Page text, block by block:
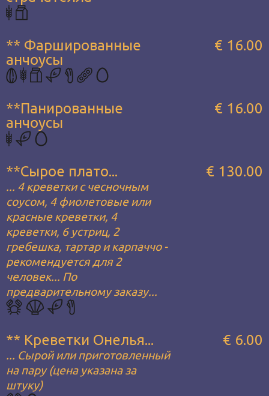
** Фаршированные
анчоусы
€ 16.00
**Панированные
анчоусы
€ 16.00
**Сырое плато...
... 4 креветки с чесночным
соусом, 4 фиолетовые или
красные креветки, 4
креветки, 6 устриц, 2
гребешка, тартар и карпаччо -
рекомендуется для 2
человек... По
предварительному заказу...
€ 130.00
** Креветки Онелья...
... Сырой или приготовленный
на пару (цена указана за
штуку)
€ 6.00